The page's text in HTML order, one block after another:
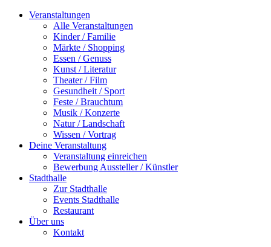
Veranstaltungen
Alle Veranstaltungen
Kinder / Familie
Märkte / Shopping
Essen / Genuss
Kunst / Literatur
Theater / Film
Gesundheit / Sport
Feste / Brauchtum
Musik / Konzerte
Natur / Landschaft
Wissen / Vortrag
Deine Veranstaltung
Veranstaltung einreichen
Bewerbung Aussteller / Künstler
Stadthalle
Zur Stadthalle
Events Stadthalle
Restaurant
Über uns
Kontakt